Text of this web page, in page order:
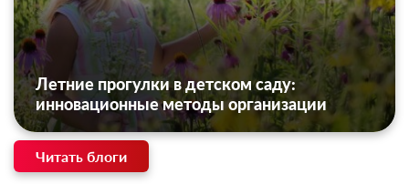
Летние прогулки в детском саду:
инновационные методы организации
Читать блоги